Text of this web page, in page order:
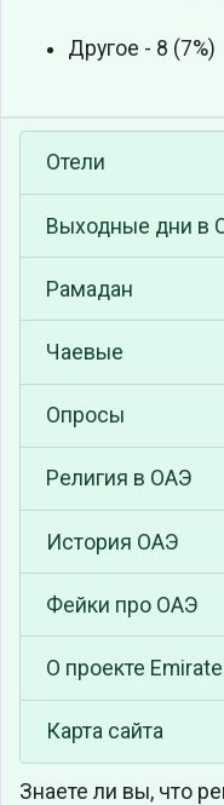
Другое - 8 (7%)
Отели
Выходные дни в
Рамадан
Чаевые
Опросы
Религия в ОАЭ
История ОАЭ
Фейки про ОАЭ
О проекте
Карта сайта
Знаете ли вы, что